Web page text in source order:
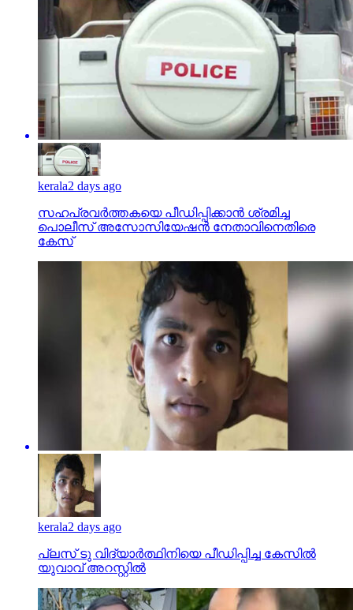
kerala2 days ago
സഹപ്രവര്‍ത്തകയെ പീഡിപ്പിക്കാന്‍ ശ്രമിച്ച
പൊലീസ് അസോസിയേഷന്‍ നേതാവിനെതിരെ
കേസ്
kerala2 days ago
പ്ലസ് ടു വിദ്യാര്‍ത്ഥിനിയെ പീഡിപ്പിച്ച കേസില്‍
യുവാവ് അറസ്റ്റില്‍